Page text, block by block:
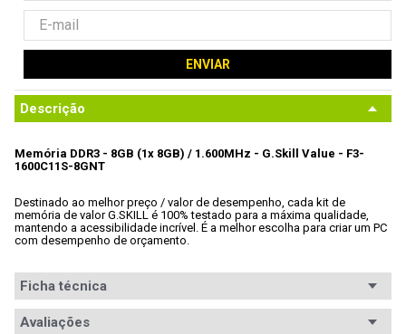
ENVIAR
Descrição
Memória DDR3 - 8GB (1x 8GB) / 1.600MHz - G.Skill Value - F3-
1600C11S-8GNT
Destinado ao melhor preço / valor de desempenho, cada kit de
memória de valor G.SKILL é 100% testado para a máxima qualidade,
mantendo a acessibilidade incrível. É a melhor escolha para criar um PC
com desempenho de orçamento.
Ficha técnica
Segmento
Avaliações